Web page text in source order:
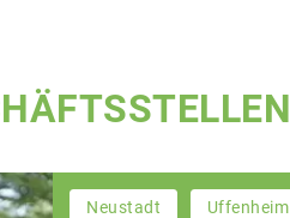
Neustadt Uffenheim